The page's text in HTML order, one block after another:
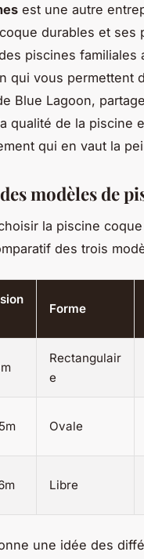
est une autre
durables et
piscines
qui vous permettent
Blue Lagoon,
qualité de la piscine
qui en vaut la
modèles de
la piscine
des trois
Forme
Rectangulair
e
Ovale
Libre
une idée des